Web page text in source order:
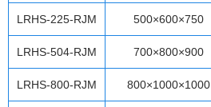
LRHS-225-RJM 500×600×750
LRHS-504-RJM 700×800×900
LRHS-800-RJM 800×1000×1000